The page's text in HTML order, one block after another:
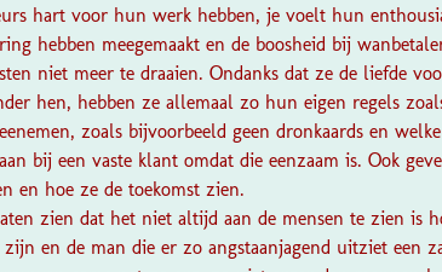
hart voor hun werk hebben, je voelt hun
hebben meegemaakt en de boosheid bij
niet meer te draaien. Ondanks dat ze de liefde
hen, hebben ze allemaal zo hun eigen regels
zoals bijvoorbeeld geen dronkaards en
bij een vaste klant omdat die eenzaam is. Ook
en hoe ze de toekomst zien.
zien dat het niet altijd aan de mensen te zien is
en de man die er zo angstaanjagend uitziet een